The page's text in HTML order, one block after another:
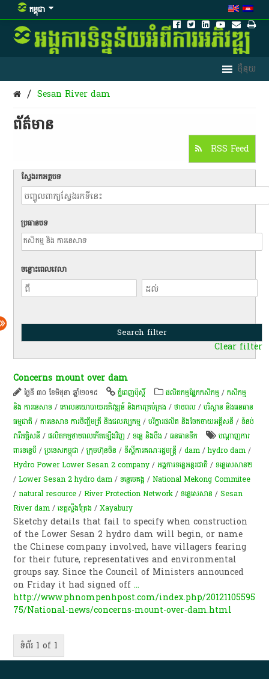
កម្ពុជា
/ Sesan River dam
ព័ត៌មាន​
RSS Feed
ស្វែងរកអត្ថបទ
ប្រធានបទ
ចន្លោះពេលវេលា
Clear filter
Concerns mount over dam
ថ្ងៃទី ៣០ ខែមិថុនា ឆ្នាំ២០១៥ ភ្នំពេញប៉ុស្តិ៍ ​ផលិតកម្ម​ផ្នែក​កសិកម្ម​ /កសិកម្ម​
និង​ ការ​នេ​សាទ​ /គោលនយោបាយ​អភិវឌ្ឍន៍​ និង​ការ​គ្រប់គ្រង​ /ថាមពល /បរិស្ថាន និងធនធាន
ធម្មជាតិ /ការនេសាទ ការចិញ្ចឹមត្រី និងជលវប្បកម្ម /បរិក្ខារផលិត និងចែកចាយអគ្គីសនី /ទំនប់​
វា​រី​អគ្គិសនី​ /ផលិតកម្មថាមពលកើតឡើងវិញ /ទន្លេ និងបឹង /​ធនធាន​ទឹក​
បណ្តាញ​ការ​
ពារ​ទន្លេ​បី /ប្រទេសកម្ពុជា /ក្រុមហ៊ុនចិន /ទីស្តីការគណៈរដ្ឋមន្រ្តី /dam /hydro dam /
Hydro Power Lower Sesan 2 company /​​អង្គការទន្លេ​អន្តរជាតិ​ /ទន្លេសេសាន​២
/Lower Sesan 2 hydro dam /ទន្លេមេគង្គ /National Mekong Commitee
/natural resource /River Protection Network /ទន្លេ​សេសាន /Sesan
River dam /ខេត្តស្ទឹងត្រែង /Xayabury
Sketchy details that fail to specify when construction
of the Lower Sesan 2 hydro dam will begin, or name
the Chinese company involved, have villagers fearing
for their future, representatives and environmental
groups say. Since the Council of Ministers announced
on Friday it had signed off...
http://www.phnompenhpost.com/index.php/20121105595
75/National-news/concerns-mount-over-dam.html
ទំព័រ 1 of 1